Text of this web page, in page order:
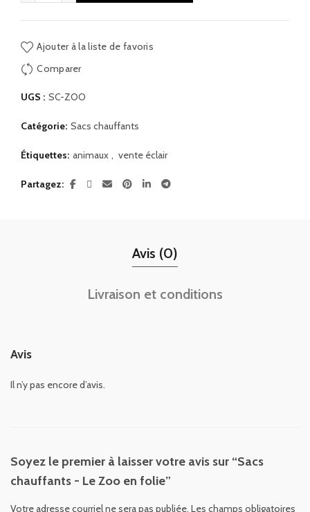
Ajouter à la liste de favoris
Comparer
UGS : SC-ZOO
Catégorie: Sacs chauffants
Étiquettes: animaux , vente éclair
Partagez
Avis (0)
Livraison et conditions
Avis
Il n’y pas encore d’avis.
Soyez le premier à laisser votre avis sur “Sacs
chauffants - Le Zoo en folie”
Votre adresse courriel ne sera pas publiée. Les champs obligatoires